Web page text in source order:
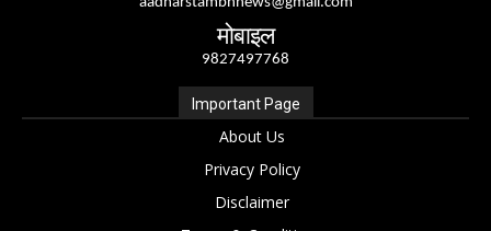
मोबाइल
9827497768
Important Page
About Us
Privacy Policy
Disclaimer